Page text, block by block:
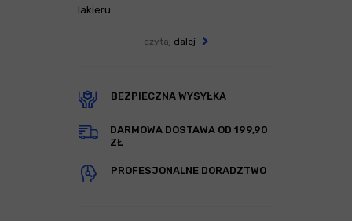
lakieru.
czytaj dalej
BEZPIECZNA WYSYŁKA
DARMOWA DOSTAWA OD 199,90
ZŁ
PROFESJONALNE DORADZTWO